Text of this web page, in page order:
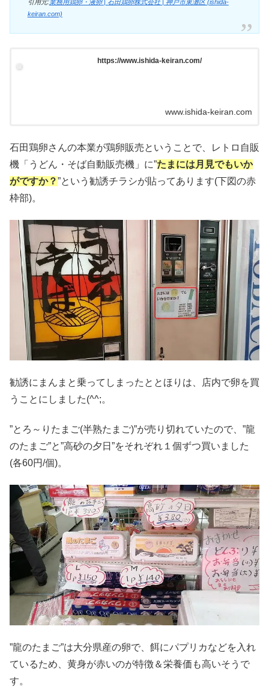
引用元:業務用鶏卵・液卵 | 石田鶏卵株式会社 | 神戸市東灘区 (ishida-
keiran.com)
https://www.ishida-keiran.com/
www.ishida-keiran.com
石田鶏卵さんの本業が鶏卵販売ということで、レトロ自販
機「うどん・そば自動販売機」に”たまには月見でもいか
がですか？”という勧誘チラシが貼ってあります(下図の赤
枠部)。
勧誘にまんまと乗ってしまったととほりは、店内で卵を買
うことにしました(^^;。
”とろ～りたまご(半熟たまご)”が売り切れていたので、”龍
のたまご”と”高砂の夕日”をそれぞれ１個ずつ買いました
(各60円/個)。
”龍のたまご”は大分県産の卵で、餌にパプリカなどを入れ
ているため、黄身が赤いのが特徴＆栄養価も高いそうで
す。